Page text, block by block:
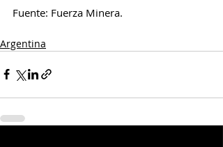
Fuente: Fuerza Minera.
Argentina